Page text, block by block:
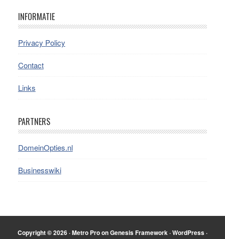
INFORMATIE
Privacy Policy
Contact
Links
PARTNERS
DomeinOpties.nl
Businesswiki
Copyright © 2026 ·Metro ProonGenesis Framework ·WordPress ·